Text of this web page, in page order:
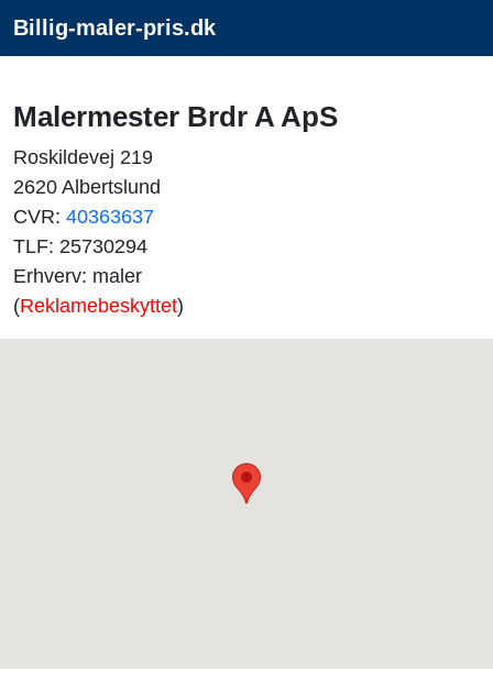
Billig-maler-pris.dk
Malermester Brdr A ApS
Roskildevej 219
2620 Albertslund
CVR: 40363637
TLF: 25730294
Erhverv: maler
(Reklamebeskyttet)